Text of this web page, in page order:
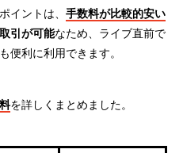
イントは、 手数料が比較的安い
引が可能なため、ライブ直前で
便利に利用できます。
を詳しくまとめました。